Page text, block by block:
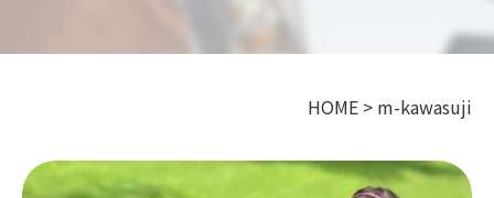
HOME > m-kawasuji